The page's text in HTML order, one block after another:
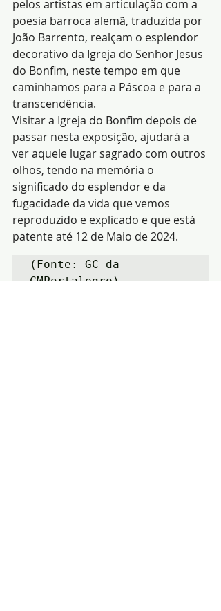
pelos artistas em articulação com a
poesia barroca alemã, traduzida por
João Barrento, realçam o esplendor
decorativo da Igreja do Senhor Jesus
do Bonfim, neste tempo em que
caminhamos para a Páscoa e para a
transcendência.
Visitar a Igreja do Bonfim depois de
passar nesta exposição, ajudará a
ver aquele lugar sagrado com outros
olhos, tendo na memória o
significado do esplendor e da
fugacidade da vida que vemos
reproduzido e explicado e que está
patente até 12 de Maio de 2024.
(Fonte: GC da
CMPortalegre)